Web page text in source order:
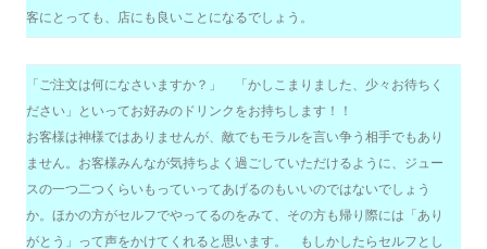
客にとっても、店にも良いことになるでしょう。
「ご注文は何になさいますか？」 「かしこまりました、少々お待ちく
ださい」といってお好みのドリンクをお持ちします！！
お客様は神様ではありませんが、敵でもモラルを言い争う相手でもあり
ません。お客様みんなが気持ちよく過ごしていただけるように、ジュー
スの一つ二つくらいもっていってあげるのもいいのではないでしょう
か。ほかの方がセルフでやってるのをみて、その方も帰り際には「あり
がとう」って声をかけてくれると思います。 もしかしたらセルフとし